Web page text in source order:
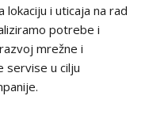
i uticaja na rad
potrebe i
mrežne i
servise u cilju